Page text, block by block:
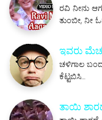
ರವಿ ನೀನು
ತುಂಬೀ, ನೀ
ಇವರು
ಚಳಿಗಾಲ
ಕೆಟ್ಟಬಿಸಿ…
ತಾಯಿ